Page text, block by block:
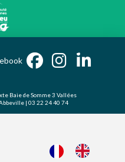
Baie de Somme 3 Vallées
| 03 22 24 40 74